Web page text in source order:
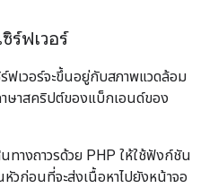
ร์ฟเวอร์
ฟเวอร์จะขึ้นอยู่กับสภาพแวดล้อม
าษาสคริปต์ของแบ็กเอนด์ของ
ทางถาวรด้วย PHP ให้ใช้ฟังก์ชัน
วก่อนที่จะส่งเนื้อหาไปยังหน้าจอ